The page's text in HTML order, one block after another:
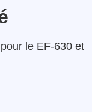
le EF-630 et